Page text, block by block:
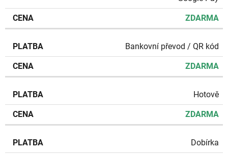
ZDARMA
Bankovní převod / QR kód
ZDARMA
Hotově
ZDARMA
Dobírka